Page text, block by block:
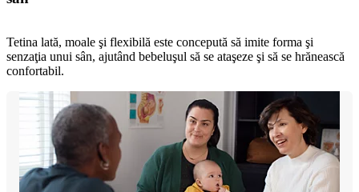
Tetina lată, moale şi flexibilă este concepută să imite forma şi
senzaţia unui sân, ajutând bebeluşul să se ataşeze şi să se hrănească
confortabil.